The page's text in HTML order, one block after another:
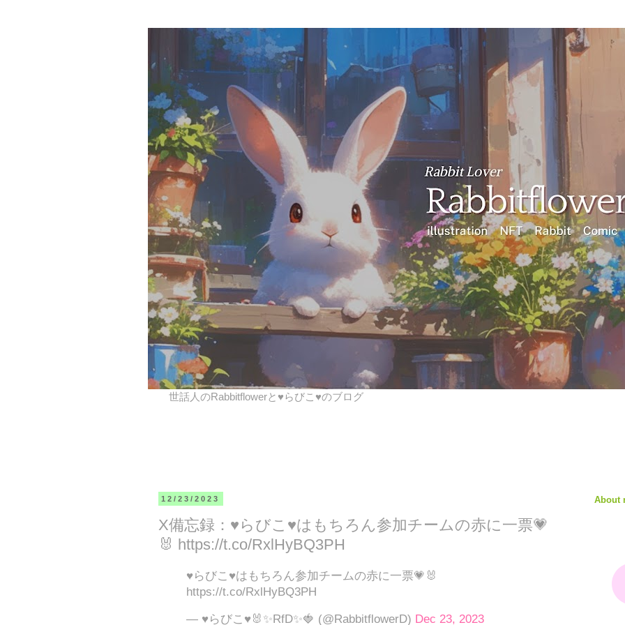
世話人のRabbitflowerと♥らびこ♥のブログ
12/23/2023
X備忘録：♥らびこ♥はもちろん参加チームの赤に一票💗
🐰 https://t.co/RxlHyBQ3PH
♥らびこ♥はもちろん参加チームの赤に一票💗🐰
https://t.co/RxlHyBQ3PH
— ♥らびこ♥🐰✨RfD✨🍓 (@RabbitflowerD) Dec 23, 2023
About